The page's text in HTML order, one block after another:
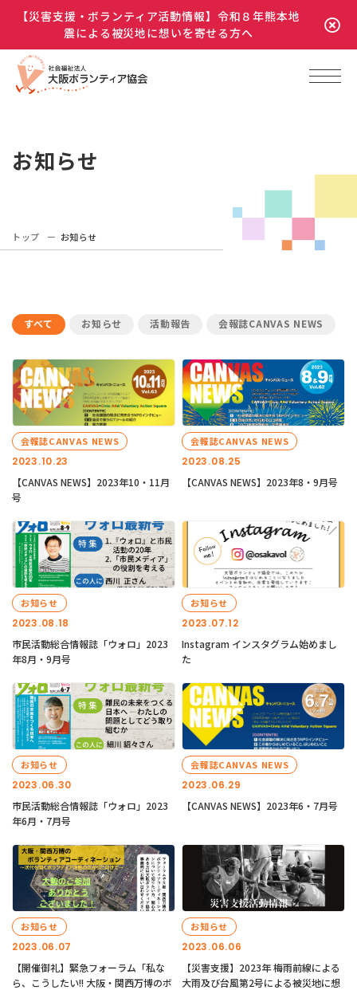
【災害支援・ボランティア活動情報】令和８年熊本地
震による被災地に想いを寄せる方へ
お知らせ
トップ お知らせ
すべて お知らせ 活動報告 会報誌CANVAS NEWS
2023.10.23
会報誌CANVAS NEWS
【CANVAS NEWS】2023年10・11月
号
2023.08.25
会報誌CANVAS NEWS
【CANVAS NEWS】2023年8・9月号
2023.08.18
お知らせ
市民活動総合情報誌「ウォロ」2023
年8月・9月号
2023.07.12
お知らせ
Instagram インスタグラム始めまし
た
2023.06.30
お知らせ
市民活動総合情報誌「ウォロ」2023
年6月・7月号
2023.06.29
会報誌CANVAS NEWS
【CANVAS NEWS】2023年6・7月号
2023.06.07
お知らせ
【開催御礼】緊急フォーラム「私な
ら、こうしたい!! 大阪・関西万博のボ
2023.06.06
お知らせ
【災害支援】2023年 梅雨前線による
大雨及び台風第2号による被災地に想